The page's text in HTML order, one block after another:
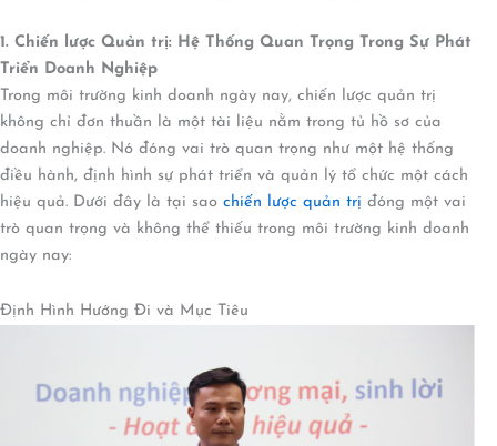
1. Chiến lược Quản trị: Hệ Thống Quan Trọng Trong Sự Phát
Triển Doanh Nghiệp
Trong môi trường kinh doanh ngày nay, chiến lược quản trị
không chỉ đơn thuần là một tài liệu nằm trong tủ hồ sơ của
doanh nghiệp. Nó đóng vai trò quan trọng như một hệ thống
điều hành, định hình sự phát triển và quản lý tổ chức một cách
hiệu quả. Dưới đây là tại sao chiến lược quản trị đóng một vai
trò quan trọng và không thể thiếu trong môi trường kinh doanh
ngày nay:
Định Hình Hướng Đi và Mục Tiêu